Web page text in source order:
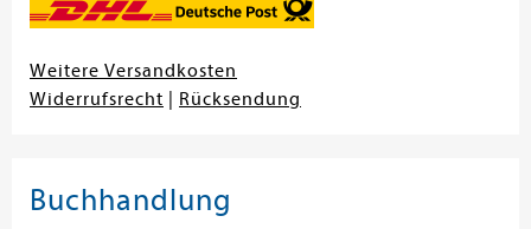
Weitere Versandkosten
Widerrufsrecht
Rücksendung
Buchhandlung